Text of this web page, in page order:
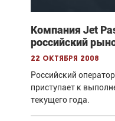
Компания Jet
российский
22 октября 2008
Российский
приступает к
текущего года.